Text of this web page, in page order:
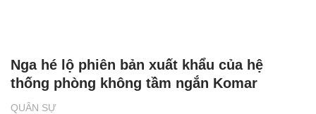
QUÂN SỰ
Nga hé lộ phiên bản xuất khẩu của hệ
thống phòng không tầm ngắn Komar